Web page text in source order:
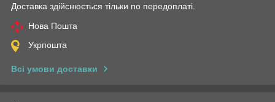
Доставка здійснюється тільки по передоплаті.
Нова Пошта
Укрпошта
Всі умови доставки